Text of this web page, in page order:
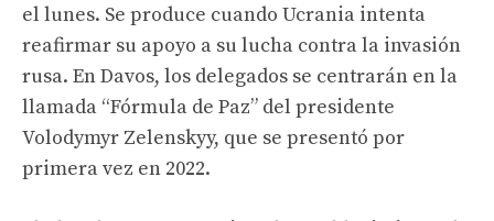
el lunes. Se produce cuando Ucrania intenta
reafirmar su apoyo a su lucha contra la invasión
rusa. En Davos, los delegados se centrarán en la
llamada “Fórmula de Paz” del presidente
Volodymyr Zelenskyy, que se presentó por
primera vez en 2022.